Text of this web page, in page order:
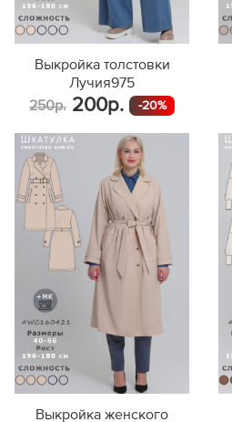
Выкройка толстовки
Лучия975
250р. 200р. -20%
Выкройка женского